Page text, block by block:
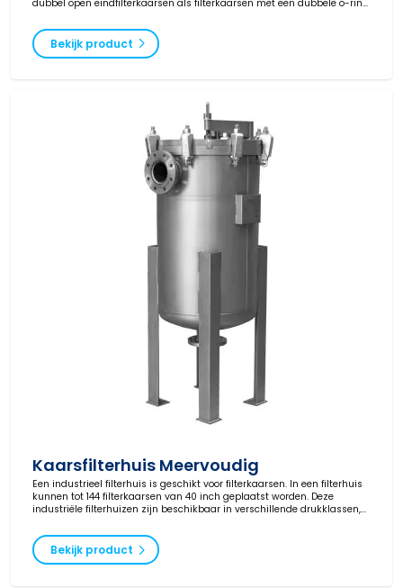
dubbel open eindfilterkaarsen als filterkaarsen met een dubbele o-ring
Bekijk product
Kaarsfilterhuis Meervoudig
Een industrieel filterhuis is geschikt voor filterkaarsen. In een filterhuis
kunnen tot 144 filterkaarsen van 40 inch geplaatst worden. Deze
industriële filterhuizen zijn beschikbaar in verschillende drukklassen,
Bekijk product